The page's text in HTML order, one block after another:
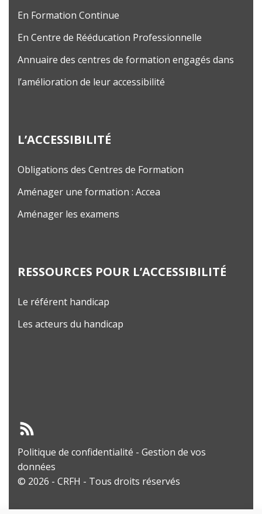
En Formation Continue
En Centre de Rééducation Professionnelle
Annuaire des centres de formation engagés dans
l’amélioration de leur accessibilité
L’ACCESSIBILITÉ
Obligations des Centres de Formation
Aménager une formation : Accea
Aménager les examens
RESSOURCES POUR L’ACCESSIBILITÉ
Le référent handicap
Les acteurs du handicap
Politique de confidentialité - Gestion de vos
données
© 2026 - CRFH - Tous droits réservés